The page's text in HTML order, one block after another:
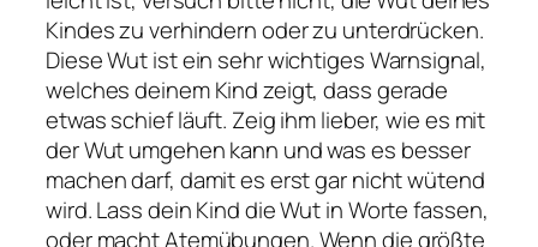
Kindes zu verhindern oder zu unterdrücken.
Diese Wut ist ein sehr wichtiges Warnsignal,
welches deinem Kind zeigt, dass gerade
etwas schief läuft. Zeig ihm lieber, wie es mit
der Wut umgehen kann und was es besser
machen darf, damit es erst gar nicht wütend
wird. Lass dein Kind die Wut in Worte fassen,
oder macht Atemübungen. Wenn die größte